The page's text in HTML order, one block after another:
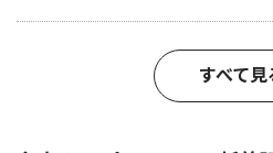
すべて見